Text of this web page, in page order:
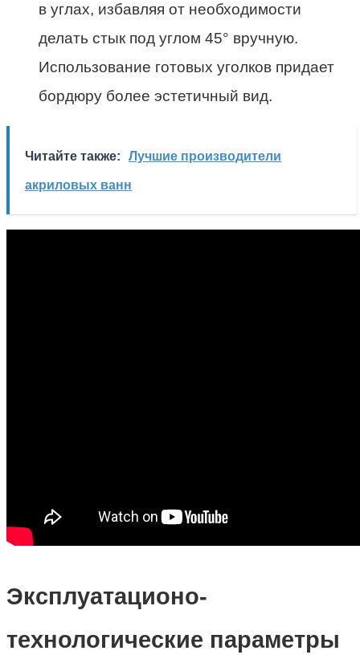
в углах, избавляя от необходимости
делать стык под углом 45° вручную.
Использование готовых уголков придает
бордюру более эстетичный вид.
Читайте также: Лучшие производители
акриловых ванн
Эксплуатационо-
технологические параметры